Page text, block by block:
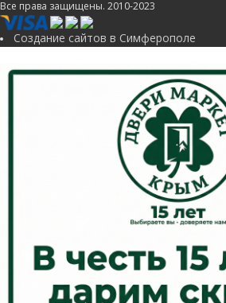
Все права защищены. 2010-2023
Создание сайтов в Симферополе